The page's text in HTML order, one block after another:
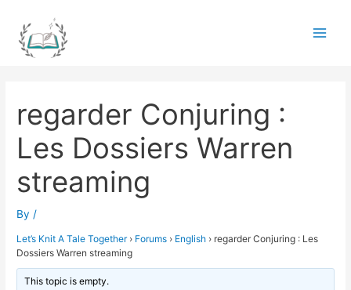
content
regarder Conjuring :
Les Dossiers Warren
streaming
By /
Let’s Knit A Tale Together › Forums › English › regarder Conjuring : Les
Dossiers Warren streaming
This topic is empty.